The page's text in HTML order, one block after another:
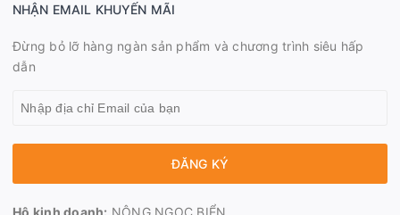
NHẬN EMAIL KHUYẾN MÃI
Đừng bỏ lỡ hàng ngàn sản phẩm và chương trình siêu hấp
dẫn
ĐĂNG KÝ
Hộ kinh doanh: NÔNG NGỌC BIỂN